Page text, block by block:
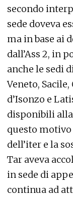
secondo
sede doveva
ma in base ai
dall’Ass 2, in
anche le sedi
Veneto,
d’Isonzo e
disponibili
questo motivo
dell’iter e la
Tar aveva
in sede di
continua ad